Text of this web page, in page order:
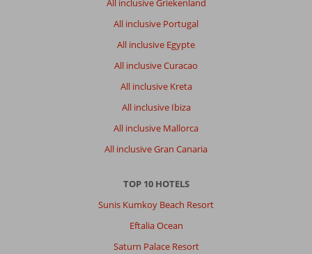
All inclusive Griekenland
All inclusive Portugal
All inclusive Egypte
All inclusive Curacao
All inclusive Kreta
All inclusive Ibiza
All inclusive Mallorca
All inclusive Gran Canaria
TOP 10 HOTELS
Sunis Kumkoy Beach Resort
Eftalia Ocean
Saturn Palace Resort